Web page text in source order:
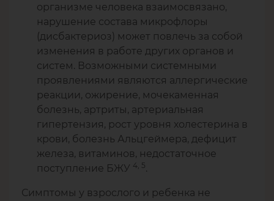
организме человека взаимосвязано,
нарушение состава микрофлоры
(дисбактериоз) может повлечь за собой
изменения в работе других органов и
систем. Возможными системными
проявлениями являются аллергические
реакции, ожирение, мочекаменная
болезнь, артриты, артериальная
гипертензия, рост уровня холестерина в
крови, болезнь Альцгеймера, дефицит
железа, витаминов, недостаточное
поступление БЖУ 4, 5.
Симптомы у взрослого и ребенка не